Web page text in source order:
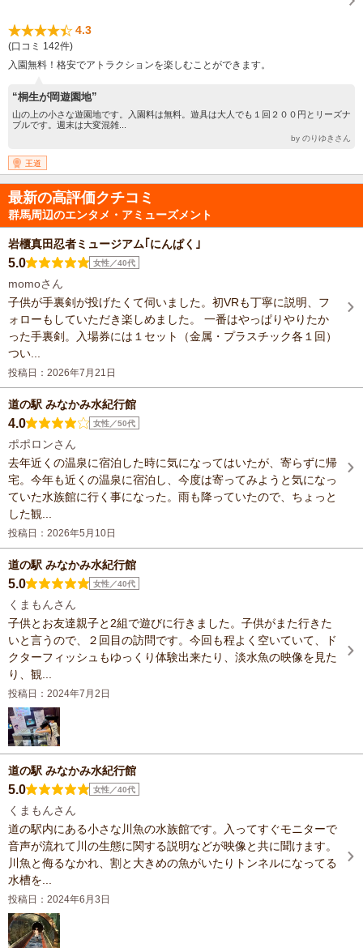
4.3
(口コミ 142件)
入園無料！格安でアトラクションを楽しむことができます。
“桐生が岡遊園地”
山の上の小さな遊園地です。入園料は無料。遊具は大人でも１回２００円とリーズナ
ブルです。週末は大変混雑...
by のりゆきさん
王道
最新の高評価クチコミ
群馬周辺のエンタメ・アミューズメント
岩櫃真田忍者ミュージアム｢にんぱく｣
5.0 女性／40代
momoさん
子供が手裏剣が投げたくて伺いました。初VRも丁寧に説明、フ
ォローもしていただき楽しめました。 一番はやっぱりやりたか
った手裏剣。入場券には１セット（金属・プラスチック各１回）
つい...
投稿日：2026年7月21日
道の駅 みなかみ水紀行館
4.0 女性／50代
ポポロンさん
去年近くの温泉に宿泊した時に気になってはいたが、寄らずに帰
宅。今年も近くの温泉に宿泊し、今度は寄ってみようと気になっ
ていた水族館に行く事になった。雨も降っていたので、ちょっと
した観...
投稿日：2026年5月10日
道の駅 みなかみ水紀行館
5.0 女性／40代
くまもんさん
子供とお友達親子と2組で遊びに行きました。子供がまた行きた
いと言うので、２回目の訪問です。今回も程よく空いていて、ド
クターフィッシュもゆっくり体験出来たり、淡水魚の映像を見た
り、観...
投稿日：2024年7月2日
道の駅 みなかみ水紀行館
5.0 女性／40代
くまもんさん
道の駅内にある小さな川魚の水族館です。入ってすぐモニターで
音声が流れて川の生態に関する説明などが映像と共に聞けます。
川魚と侮るなかれ、割と大きめの魚がいたりトンネルになってる
水槽を...
投稿日：2024年6月3日